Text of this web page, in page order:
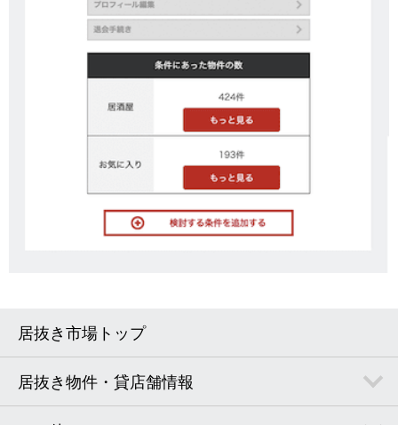
居抜き市場トップ
居抜き物件・貸店舗情報